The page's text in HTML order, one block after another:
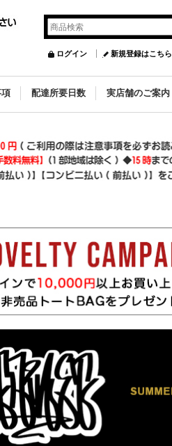
ログイン 新規登録はこちら
配達所要日数 実店舗のご案内